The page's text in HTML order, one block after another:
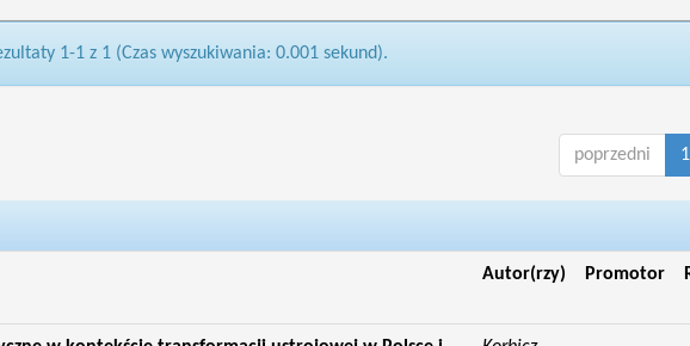
1-1 z 1 (Czas wyszukiwania: 0.001 sekund).
poprzedni 1
Autor(rzy) Promotor